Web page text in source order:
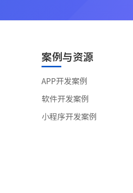
案例与资源
APP开发案例
软件开发案例
小程序开发案例